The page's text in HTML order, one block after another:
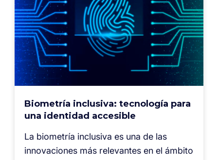
Biometría inclusiva: tecnología para
una identidad accesible
La biometría inclusiva es una de las
innovaciones más relevantes en el ámbito